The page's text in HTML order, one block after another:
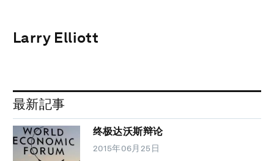
Larry Elliott
最新記事
终极达沃斯辩论
2015年06月25日